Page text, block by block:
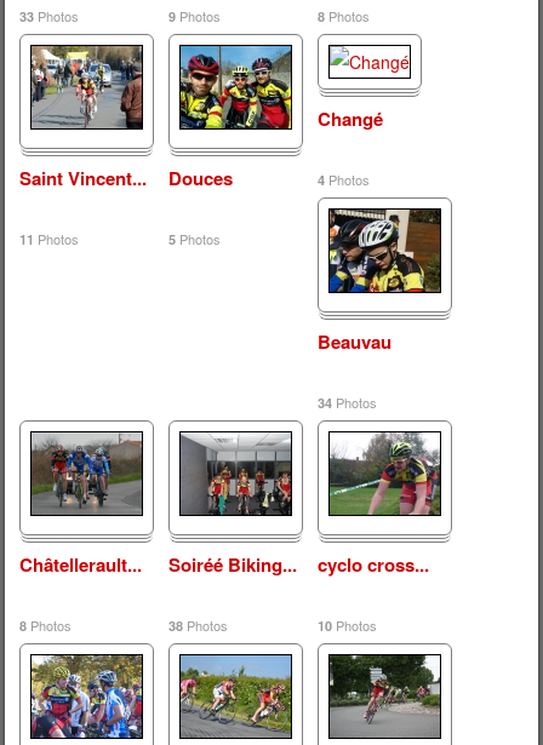
33Photos 9Photos 8Photos
Saint Vincent...
11 Photos
Douces
5Photos
Changé
4Photos
Beauvau
34Photos
Châtellerault...
8Photos
Soiréé Biking...
38Photos
cyclo cross...
10Photos